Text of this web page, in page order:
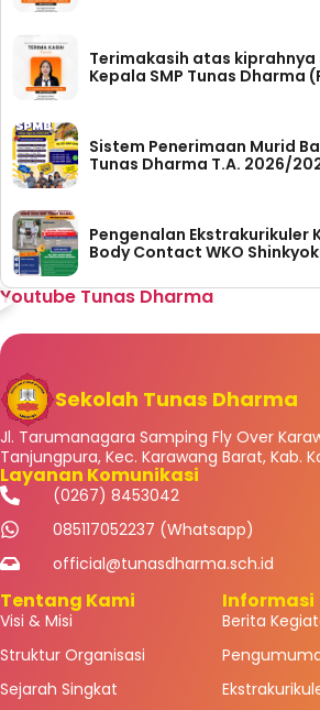
Terimakasih atas
Kepala SMP Tunas Dharma
Sistem Penerimaan Murid
Tunas Dharma T.A. 2026/
Pengenalan Ekstrakurikuler
Body Contact WKO
Youtube Tunas Dharma
Sekolah Tunas Dharma
Jl. Tarumanagara Samping Fly Over
Tanjungpura, Kec. Karawang Barat, Kab.
Layanan Komunikasi
(0267) 8453042
085117052237 (Whatsapp)
official@tunasdharma.sch.id
Tentang Kami
Visi & Misi
Struktur Organisasi
Sejarah Singkat
Informasi
Berita